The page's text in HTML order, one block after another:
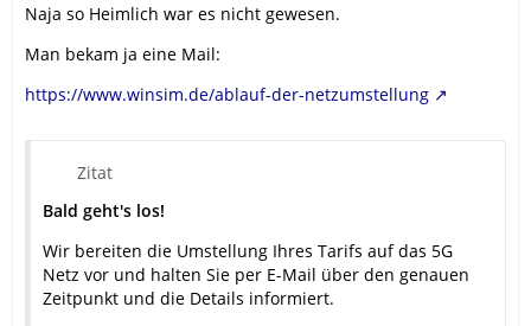
Naja so Heimlich war es nicht gewesen.
Man bekam ja eine Mail:
https://www.winsim.de/ablauf-der-netzumstellung
Zitat
Bald geht's los!
Wir bereiten die Umstellung Ihres Tarifs auf das 5G
Netz vor und halten Sie per E-Mail über den genauen
Zeitpunkt und die Details informiert.